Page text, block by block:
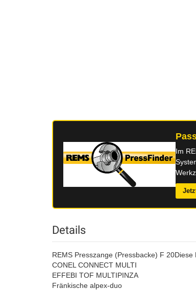
Im
Details
REMS Presszange (Pressbacke) F 20Diese
CONEL CONNECT MULTI
EFFEBI TOF MULTIPINZA
Fränkische alpex-duo